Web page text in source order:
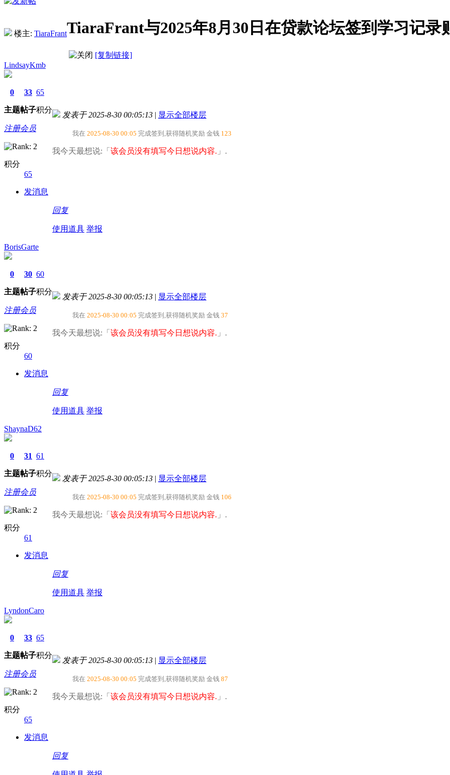
楼主: TiaraFrantTiaraFrant与2025年8月30日在贷款论坛签到学习记录
[复制链接]
LindsayKmb
0
主题
33
帖子
65
积分
注册会员
积分
65
发消息
发表于 2025-8-30 00:05:13 | 显示全部楼层
我在 2025-08-30 00:05 完成签到,获得随机奖励 金钱 123
我今天最想说:「 该会员没有填写今日想说内容. 」.
回复
使用道具 举报
BorisGarte
0
主题
30
帖子
60
积分
注册会员
积分
60
发消息
发表于 2025-8-30 00:05:13 | 显示全部楼层
我在 2025-08-30 00:05 完成签到,获得随机奖励 金钱 37
我今天最想说:「 该会员没有填写今日想说内容. 」.
回复
使用道具 举报
ShaynaD62
0
主题
31
帖子
61
积分
注册会员
积分
61
发消息
发表于 2025-8-30 00:05:13 | 显示全部楼层
我在 2025-08-30 00:05 完成签到,获得随机奖励 金钱 106
我今天最想说:「 该会员没有填写今日想说内容. 」.
回复
使用道具 举报
LyndonCaro
0
主题
33
帖子
65
积分
注册会员
积分
65
发消息
发表于 2025-8-30 00:05:13 | 显示全部楼层
我在 2025-08-30 00:05 完成签到,获得随机奖励 金钱 87
我今天最想说:「 该会员没有填写今日想说内容. 」.
回复